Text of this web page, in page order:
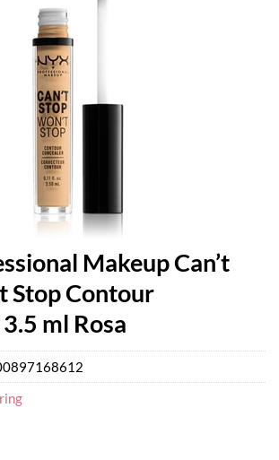
Makeup Can’t
Stop Contour
ml Rosa